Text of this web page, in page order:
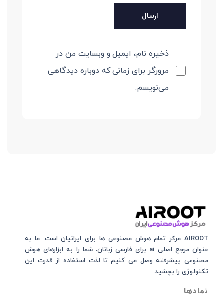
ذخیره نام، ایمیل و وبسایت من در
مرورگر برای زمانی که دوباره دیدگاهی
می‌نویسم.
AIROOT مرکز تمام هوش مصنوعی‌‌‌ ها برای ایرانیان است. ما به
عنوان مرجع اصلی ai برای فارسی زبانان، شما را به ابزارهای هوش
مصنوعی پیشرفته وصل می کنیم تا لذت استفاده از قدرت این
تکنولوژی را بچشید.
نمادها